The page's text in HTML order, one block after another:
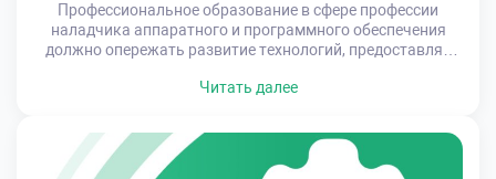
Профессиональное образование в сфере профессии
наладчика аппаратного и программного обеспечения
должно опережать развитие технологий, предоставляя
программными решениями последнего поколения. Только
специалистов, способных решать самые сложные задачи
в области IT-инфраструктуры. При этом важно создавать
условия, где теоретические знания гармонично
Читать далее